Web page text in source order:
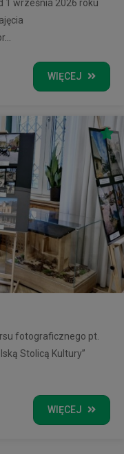
1 września 2026 roku
WIĘCEJ
fotograficznego pt.
Stolicą Kultury”
WIĘCEJ